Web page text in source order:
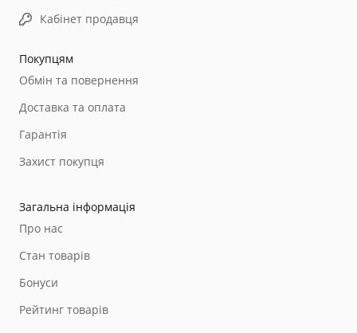
Покупцям
Обмін та повернення
Доставка та оплата
Гарантія
Захист покупця
Загальна інформація
Про нас
Стан товарів
Бонуси
Рейтинг товарів
Кабінет продавця